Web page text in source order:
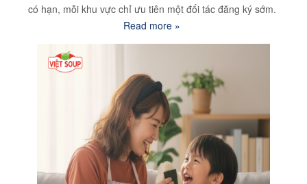
có hạn, mỗi khu vực chỉ ưu tiên một đối tác đăng ký sớm.
Read more »